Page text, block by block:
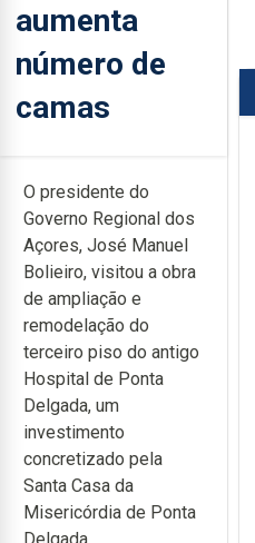
aumenta
número de
camas
O presidente do
Governo Regional dos
Açores, José Manuel
Bolieiro, visitou a obra
de ampliação e
remodelação do
terceiro piso do antigo
Hospital de Ponta
Delgada, um
investimento
concretizado pela
Santa Casa da
Misericórdia de Ponta